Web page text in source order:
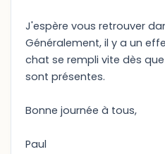
J'espère vous retrouver
Généralement, il y a un
chat se rempli vite dès
sont présentes.
Bonne journée à tous,
Paul